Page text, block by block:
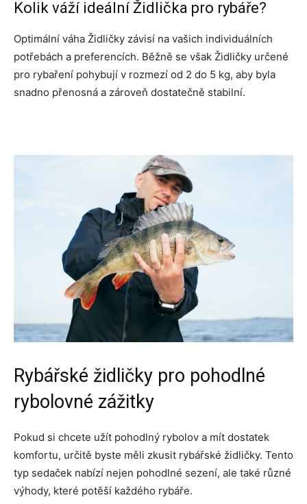
Kolik váží ideální Židlička pro rybáře?
Optimální váha Židličky závisí na vašich individuálních
potřebách a preferencích. Běžně se však Židličky určené
pro rybaření pohybují v rozmezí od 2 do 5 kg, aby byla
snadno přenosná a zároveň dostatečně stabilní.
Rybářské židličky pro pohodlné
rybolovné zážitky
Pokud si chcete užít pohodlný rybolov a mít dostatek
komfortu, určitě byste měli zkusit rybářské židličky. Tento
typ sedaček nabízí nejen pohodlné sezení, ale také různé
výhody, které potěší každého rybáře.